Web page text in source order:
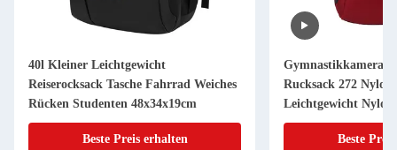
40l Kleiner Leichtgewicht
Reiserocksack Tasche Fahrrad Weiches
Rücken Studenten 48x34x19cm
Beste Preis erhalten
Gymnastikkamera
Rucksack 272 Nylon
Leichtgewicht Nylon
34x19x48CM
Beste